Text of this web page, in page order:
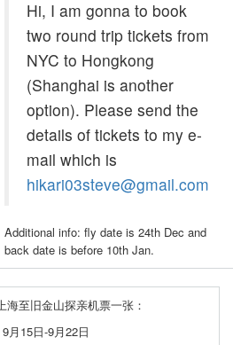
Hi, I am gonna to book
two round trip tickets from
NYC to Hongkong
(Shanghai is another
option). Please send the
details of tickets to my e-
mail which is
hikari03steve@gmail.com
Additional info: fly date is 24th Dec and
back date is before 10th Jan.
海至旧金山探亲机票一张：
月15日-9月22日